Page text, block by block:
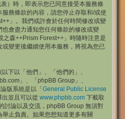
）時，即表示您已同意接受本服務條
務條款的內容，請您停止存取和/或使
」。我們或許會於任何時間修改或變
會盡力通知您任何條款的修改或變
之森++Prism Forest++」時隨時注意是
變更後繼續使用本服務，將視為您已
下以「他們」、「他們的」、
」、「phpBB Group」、
版系統是以「 General Public License
出並且可以從 www.phpbb.com 下載取
討論以及交流，phpBB Group 無須對
止負責。如果您想知道更多有關